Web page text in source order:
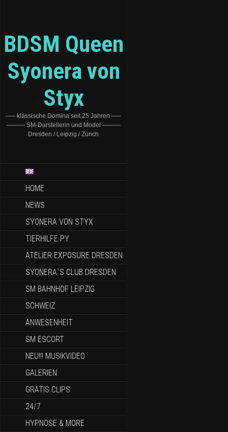
BDSM Queen
Syonera von
Styx
—– klassische Domina seit 25 Jahren —–
——— SM-Darstellerin und Model ———
Dresden / Leipzig / Zürich
HOME
NEWS
SYONERA VON STYX
TIERHILFE PY
ATELIER EXPOSURE DRESDEN
SYONERA`S CLUB DRESDEN
SM BAHNHOF LEIPZIG
SCHWEIZ
ANWESENHEIT
SM ESCORT
NEU!!! MUSIKVIDEO
GALERIEN
GRATIS CLIPS
24/7
HYPNOSE & MORE